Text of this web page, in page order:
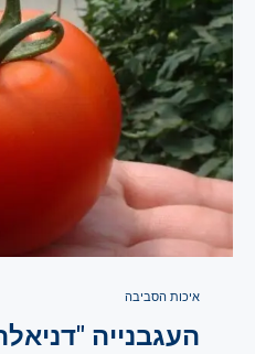
איכות הסביבה
העגבנייה